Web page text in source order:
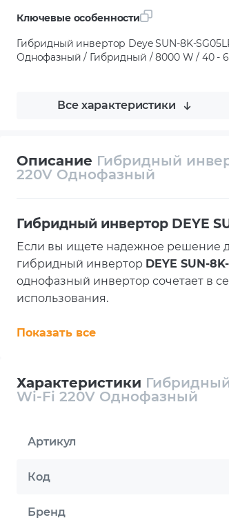
Ключевые особенности
Гибридный инвертор Deye SUN-8K-
Однофазный / Гибридный / 8000 W / 40 -
Все характеристики
Описание Гибридный
220V Однофазный
Гибридный инвертор DEYE
Если вы ищете надежное решение
гибридный инвертор DEYE SUN-
однофазный инвертор сочетает в
использования.
Номинальная мощность
Возможность подключения
Двухконтурная система
DEYE SUN-8K-SG05LP1-EU
оснащен
Максимальный входной ток:
Показать все
Характеристики
Wi-Fi 220V Однофазный
Артикул
Код
Бренд